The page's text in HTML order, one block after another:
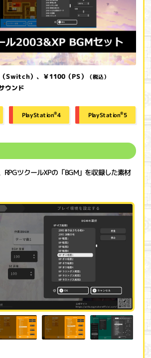
Switch）、￥1100（PS） （税込）
ウンド
PlayStation®4 PlayStation®5
RPGツクールXPの「BGM」を収録した素材